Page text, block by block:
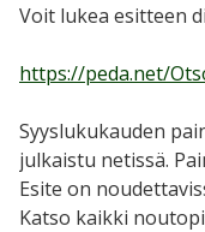
Voit lukea esitteen
https://peda.net/
Syyslukukauden
julkaistu netissä.
Esite on
Katso kaikki